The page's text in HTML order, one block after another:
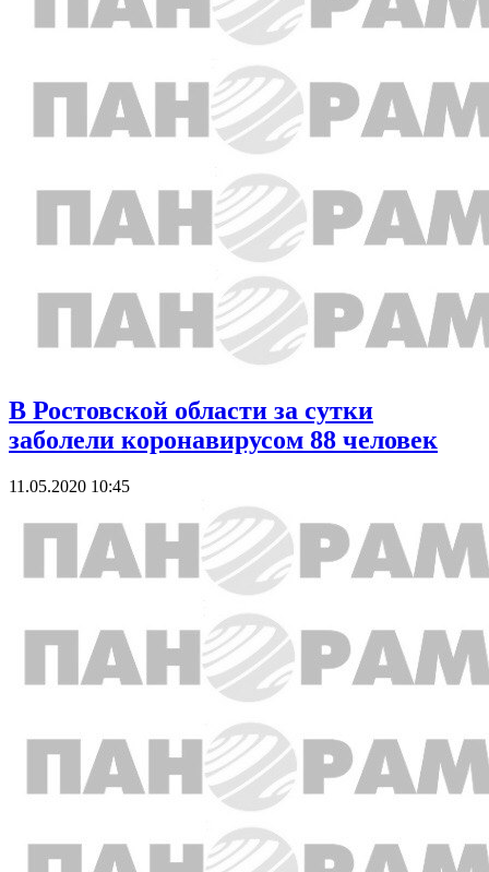
В Ростовской области за сутки
заболели коронавирусом 88 человек
11.05.2020 10:45